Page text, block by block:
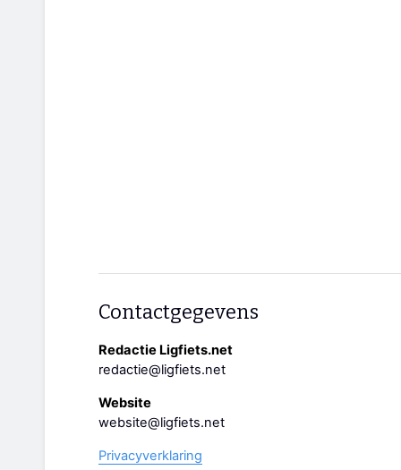
Contactgegevens
Redactie Ligfiets.net
redactie@ligfiets.net
Website
website@ligfiets.net
Privacyverklaring